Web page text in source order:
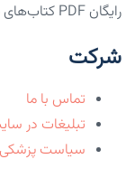
رایگان PDF کتاب‌های پزشکی.
شرکت
تماس با ما
تبلیغات در
سیاست